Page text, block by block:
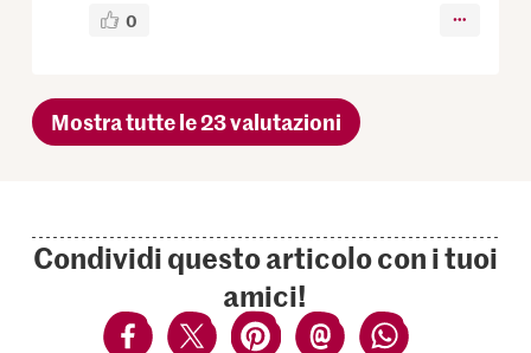
0
Mostra tutte le 23 valutazioni
Condividi questo articolo con i tuoi
amici!